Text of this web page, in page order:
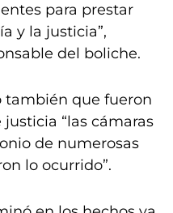
para prestar
y la justicia”,
del boliche.
también que fueron
“las cámaras
de numerosas
lo ocurrido”.